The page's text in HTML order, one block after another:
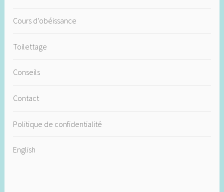
Cours d’obéissance
Toilettage
Conseils
Contact
Politique de confidentialité
English